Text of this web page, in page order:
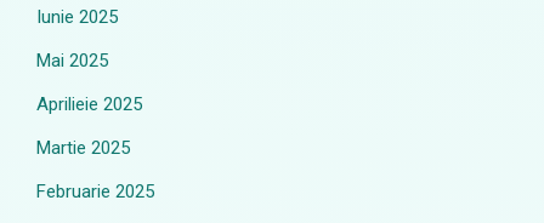
Iunie 2025
Mai 2025
Aprilieie 2025
Martie 2025
Februarie 2025